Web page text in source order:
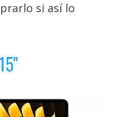
si así lo